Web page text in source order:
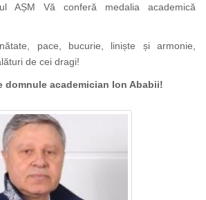
AȘM Vă conferă medalia academică
pace, bucurie, liniște și armonie,
de cei dragi!
domnule academician Ion Ababii!